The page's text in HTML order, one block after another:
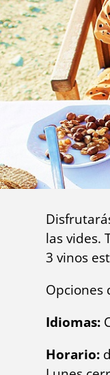
las vides.
3 vinos
Opciones
Idiomas:
Horario: